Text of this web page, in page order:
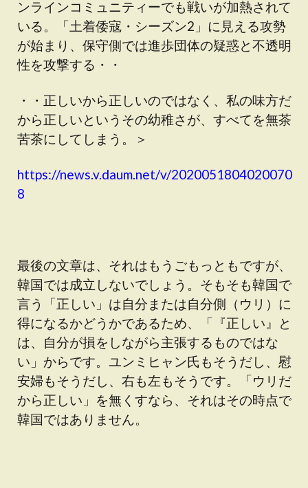
ンラインコミュニティーでも戦いが加熱されて
いる。「土着倭寇・シーズン2」に見える攻勢
が始まり、保守側では進歩団体の疑惑と不透明
性を攻撃する・・
・・正しいから正しいのではなく、私の味方だ
から正しいというその幼稚さが、すべてを無茶
苦茶にしてしまう。＞
https://news.v.daum.net/v/2020051804020070
8
最後の文章は、それはもうごもっともですが、
韓国では成立しないでしょう。そもそも韓国で
言う「正しい」は自分または自分側（ウリ）に
得になるかどうかであるため、「『正しい』と
は、自分が損をしながら主張するものではな
い」からです。ユンミヒャン氏もそうだし、慰
安婦もそうだし、右も左もそうです。「ウリだ
から正しい」を無くすなら、それはその時点で
韓国ではありません。